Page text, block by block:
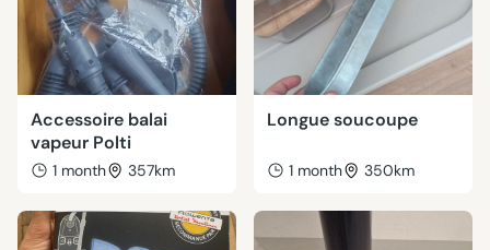
Accessoire balai
vapeur Polti
1 month 357km
Longue soucoupe
1 month 350km